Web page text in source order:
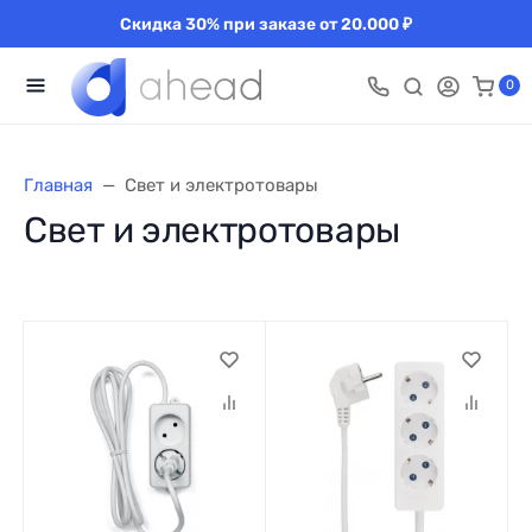
Скидка 30% при заказе от 20.000 ₽
0
Главная Свет и электротовары
Свет и электротовары